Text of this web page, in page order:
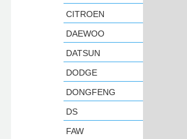
CITROEN
DAEWOO
DATSUN
DODGE
DONGFENG
DS
FAW